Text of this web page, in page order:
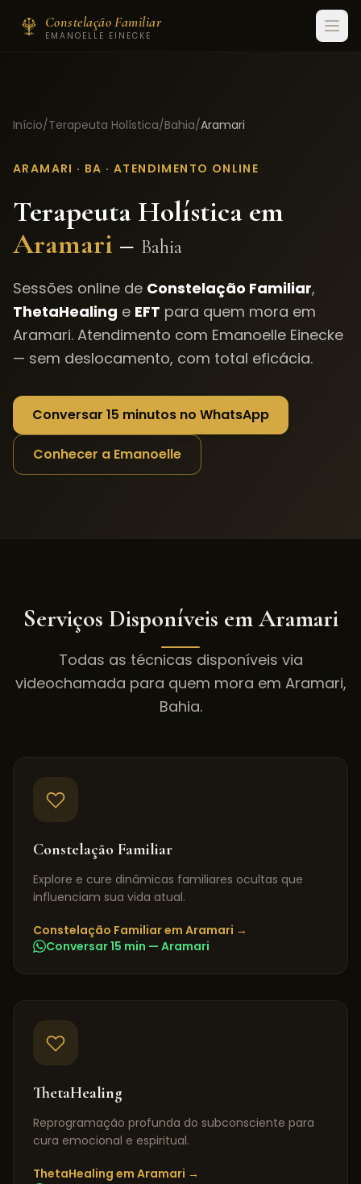
Constelação Familiar
EMANOELLE EINECKE
Início/Terapeuta Holística/Bahia/Aramari
ARAMARI · BA · ATENDIMENTO ONLINE
Terapeuta Holística em
Aramari – Bahia
Sessões online de Constelação Familiar,
ThetaHealing e EFT para quem mora em
Aramari. Atendimento com Emanoelle Einecke
— sem deslocamento, com total eficácia.
Conversar 15 minutos no WhatsApp
Conhecer a Emanoelle
Serviços Disponíveis emAramari
Todas as técnicas disponíveis via
videochamada para quem mora em Aramari,
Bahia.
Constelação Familiar
Explore e cure dinâmicas familiares ocultas que
influenciam sua vida atual.
Constelação Familiarem Aramari →
Conversar 15 min — Aramari
ThetaHealing
Reprogramação profunda do subconsciente para
cura emocional e espiritual.
ThetaHealing em Aramari →